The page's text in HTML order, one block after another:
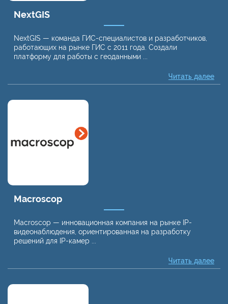
NextGIS
NextGIS — команда ГИС-специалистов и разработчиков,
работающих на рынке ГИС с 2011 года. Создали
платформу для работы с геоданными ...
Читать далее
Macroscop
Macroscop — инновационная компания на рынке IP-
видеонаблюдения, ориентированная на разработку
решений для IP-камер ...
Читать далее